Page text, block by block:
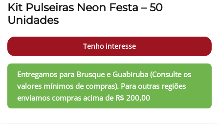
Kit Pulseiras Neon Festa – 50
Unidades
Tenho interesse